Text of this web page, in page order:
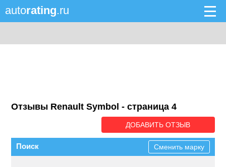
autorating.ru
Отзывы Renault Symbol - cтраница 4
ДОБАВИТЬ ОТЗЫВ
Поиск Сменить марку